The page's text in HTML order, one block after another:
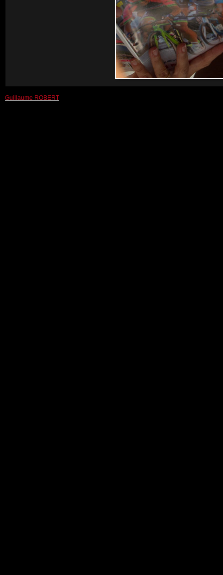
Guillaume ROBERT